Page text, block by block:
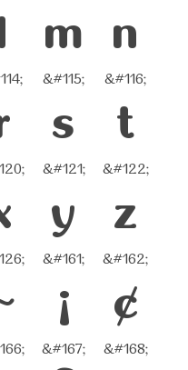
m n
&#115;
s
&#116;
t
&#121;
y
&#122;
z
&#161;
¡
&#162;
¢
&#167; &#168;